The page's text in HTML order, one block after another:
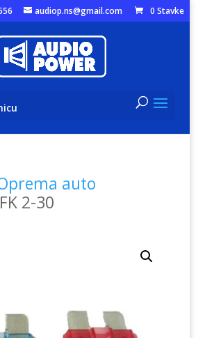
audiop.ns@gmail.com 0 Stavke
auto
2-30